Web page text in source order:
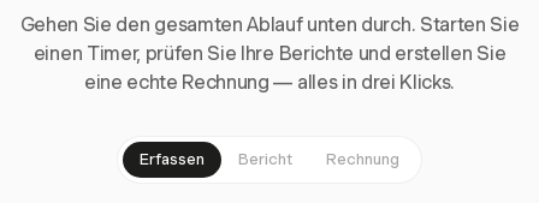
Gehen Sie den gesamten Ablauf unten durch. Starten Sie
einen Timer, prüfen Sie Ihre Berichte und erstellen Sie
eine echte Rechnung — alles in drei Klicks.
Erfassen Bericht Rechnung